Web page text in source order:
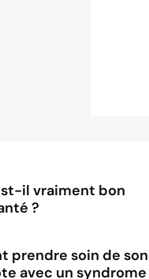
il vraiment bon
?
prendre soin de son
avec un syndrome